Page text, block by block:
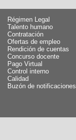
Régimen Legal
Talento humano
Contratación
Ofertas de empleo
Rendición de cuentas
Concurso docente
Pago Virtual
Control interno
Calidad
Buzón de notificaciones